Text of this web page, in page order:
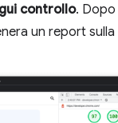
controllo.
un report sulla